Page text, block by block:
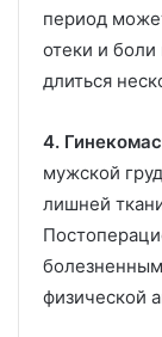
период
отеки и
длиться
4.
мужской
лишней
физической